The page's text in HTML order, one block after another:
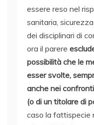
essere reso nel
sanitaria,
dei disciplinari di
ora il parere
possibilità che le
esser svolte,
anche nei
(o di un titolare di
caso la fattispecie